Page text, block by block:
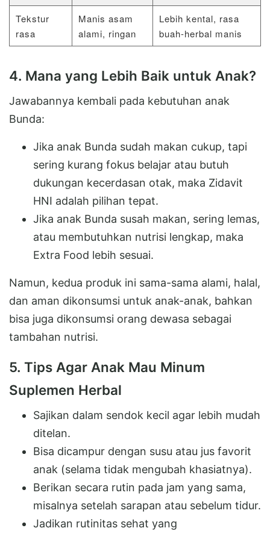
Tekstur
rasa
Manis asam
alami, ringan
Lebih kental, rasa
buah-herbal manis
4. Mana yang Lebih Baik untuk Anak?
Jawabannya kembali pada kebutuhan anak
Bunda:
Jika anak Bunda sudah makan cukup, tapi
sering kurang fokus belajar atau butuh
dukungan kecerdasan otak, maka Zidavit
HNI adalah pilihan tepat.
Jika anak Bunda susah makan, sering lemas,
atau membutuhkan nutrisi lengkap, maka
Extra Food lebih sesuai.
Namun, kedua produk ini sama-sama alami, halal,
dan aman dikonsumsi untuk anak-anak, bahkan
bisa juga dikonsumsi orang dewasa sebagai
tambahan nutrisi.
5. Tips Agar Anak Mau Minum
Suplemen Herbal
Sajikan dalam sendok kecil agar lebih mudah
ditelan.
Bisa dicampur dengan susu atau jus favorit
anak (selama tidak mengubah khasiatnya).
Berikan secara rutin pada jam yang sama,
misalnya setelah sarapan atau sebelum tidur.
Jadikan rutinitas sehat yang